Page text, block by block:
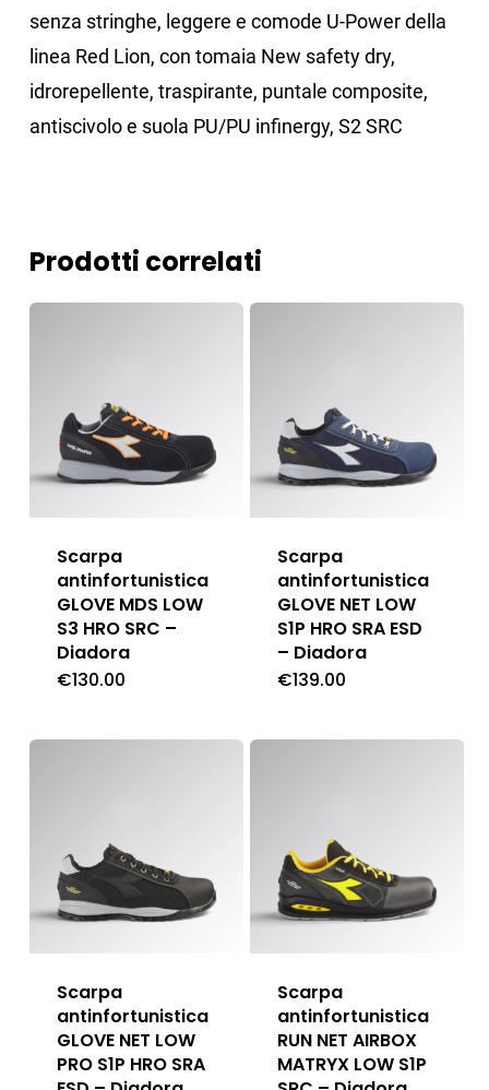
senza stringhe, leggere e comode U-Power della
linea Red Lion, con tomaia New safety dry,
idrorepellente, traspirante, puntale composite,
antiscivolo e suola PU/PU infinergy, S2 SRC
Prodotti correlati
Scarpa
antinfortunistica
GLOVE MDS LOW
S3 HRO SRC –
Diadora
€130.00
Scarpa
antinfortunistica
GLOVE NET LOW
S1P HRO SRA ESD
– Diadora
€139.00
Scarpa
antinfortunistica
GLOVE NET LOW
PRO S1P HRO SRA
Scarpa
antinfortunistica
RUN NET AIRBOX
MATRYX LOW S1P